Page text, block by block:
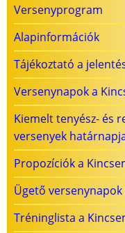
Versenyprogram
Alapinformációk
Tájékoztató a
Versenynapok a
Kiemelt tenyész- és
versenyek
Propozíciók a
Ügető
Tréninglista a